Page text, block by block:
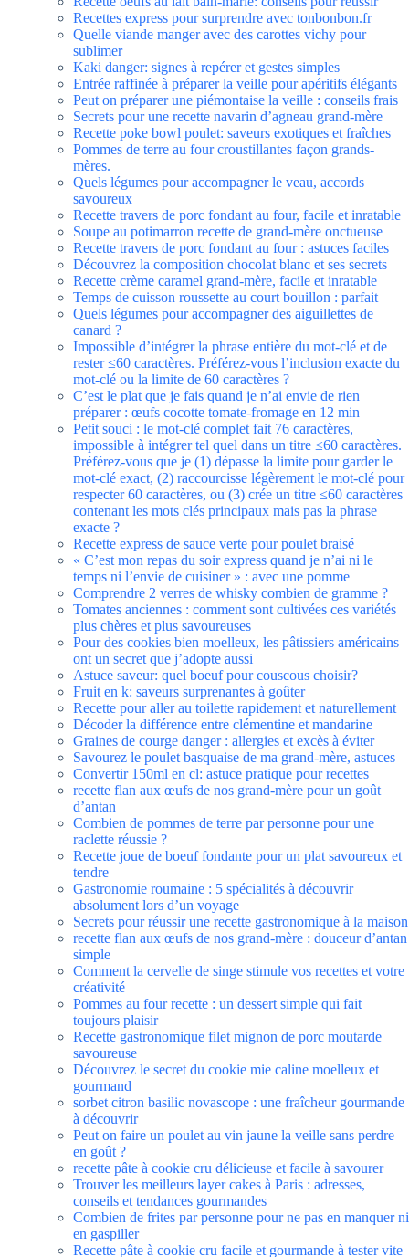
Recettes express pour surprendre avec tonbonbon.fr
Quelle viande manger avec des carottes vichy pour
sublimer
Kaki danger: signes à repérer et gestes simples
Entrée raffinée à préparer la veille pour apéritifs élégants
Peut on préparer une piémontaise la veille : conseils frais
Secrets pour une recette navarin d’agneau grand-mère
Recette poke bowl poulet: saveurs exotiques et fraîches
Pommes de terre au four croustillantes façon grands-
mères.
Quels légumes pour accompagner le veau, accords
savoureux
Recette travers de porc fondant au four, facile et inratable
Soupe au potimarron recette de grand-mère onctueuse
Recette travers de porc fondant au four : astuces faciles
Découvrez la composition chocolat blanc et ses secrets
Recette crème caramel grand-mère, facile et inratable
Temps de cuisson roussette au court bouillon : parfait
Quels légumes pour accompagner des aiguillettes de
canard ?
Impossible d’intégrer la phrase entière du mot‑clé et de
rester ≤60 caractères. Préférez‑vous l’inclusion exacte du
mot‑clé ou la limite de 60 caractères ?
C’est le plat que je fais quand je n’ai envie de rien
préparer : œufs cocotte tomate-fromage en 12 min
Petit souci : le mot‑clé complet fait 76 caractères,
impossible à intégrer tel quel dans un titre ≤60 caractères.
Préférez‑vous que je (1) dépasse la limite pour garder le
mot‑clé exact, (2) raccourcisse légèrement le mot‑clé pour
respecter 60 caractères, ou (3) crée un titre ≤60 caractères
contenant les mots clés principaux mais pas la phrase
exacte ?
Recette express de sauce verte pour poulet braisé
« C’est mon repas du soir express quand je n’ai ni le
temps ni l’envie de cuisiner » : avec une pomme
Comprendre 2 verres de whisky combien de gramme ?
Tomates anciennes : comment sont cultivées ces variétés
plus chères et plus savoureuses
Pour des cookies bien moelleux, les pâtissiers américains
ont un secret que j’adopte aussi
Astuce saveur: quel boeuf pour couscous choisir?
Fruit en k: saveurs surprenantes à goûter
Recette pour aller au toilette rapidement et naturellement
Décoder la différence entre clémentine et mandarine
Graines de courge danger : allergies et excès à éviter
Savourez le poulet basquaise de ma grand-mère, astuces
Convertir 150ml en cl: astuce pratique pour recettes
recette flan aux œufs de nos grand-mère pour un goût
d’antan
Combien de pommes de terre par personne pour une
raclette réussie ?
Recette joue de boeuf fondante pour un plat savoureux et
tendre
Gastronomie roumaine : 5 spécialités à découvrir
absolument lors d’un voyage
Secrets pour réussir une recette gastronomique à la maison
recette flan aux œufs de nos grand-mère : douceur d’antan
simple
Comment la cervelle de singe stimule vos recettes et votre
créativité
Pommes au four recette : un dessert simple qui fait
toujours plaisir
Recette gastronomique filet mignon de porc moutarde
savoureuse
Découvrez le secret du cookie mie caline moelleux et
gourmand
sorbet citron basilic novascope : une fraîcheur gourmande
à découvrir
Peut on faire un poulet au vin jaune la veille sans perdre
en goût ?
recette pâte à cookie cru délicieuse et facile à savourer
Trouver les meilleurs layer cakes à Paris : adresses,
conseils et tendances gourmandes
Combien de frites par personne pour ne pas en manquer ni
en gaspiller
Recette pâte à cookie cru facile et gourmande à tester vite